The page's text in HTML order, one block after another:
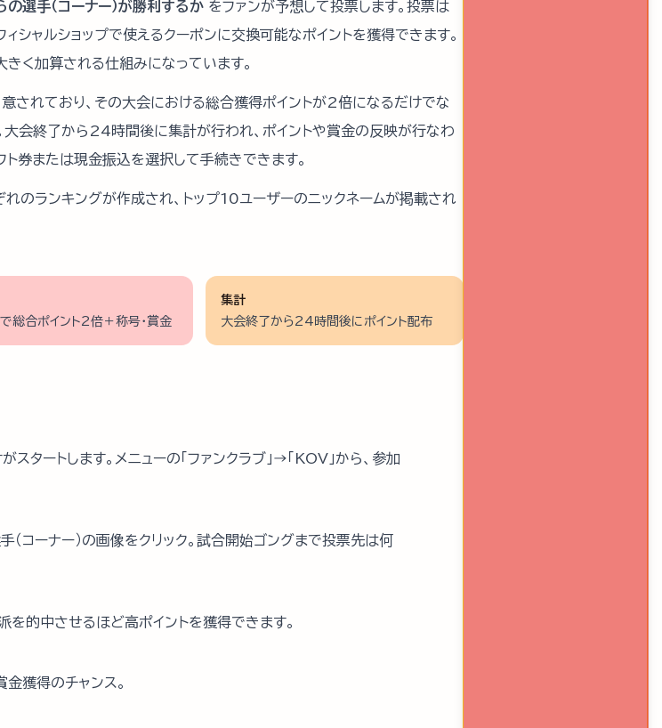
の選手（コーナー）が勝利するか をファンが予想して投票します。投票は
シャルショップで使えるクーポンに交換可能なポイントを獲得できます。
く加算される仕組みになっています。
されており、その大会における総合獲得ポイントが2倍になるだけでな
大会終了から24時間後に集計が行われ、ポイントや賞金の反映が行なわ
ト券または現金振込を選択して手続きできます。
れのランキングが作成され、トップ10ユーザーのニックネームが掲載され
総合ポイント2倍＋称号・賞金
集計
大会終了から24時間後にポイント配布
タートします。メニューの「ファンクラブ」→「KOV」から、参加
コーナー）の画像をクリック。試合開始ゴングまで投票先は何
を的中させるほど高ポイントを獲得できます。
獲得のチャンス。